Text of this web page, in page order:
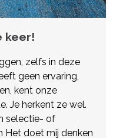
keer!
zelfs in deze
geen ervaring,
kent onze
Je herkent ze wel.
selectie- of
Het doet mij denken